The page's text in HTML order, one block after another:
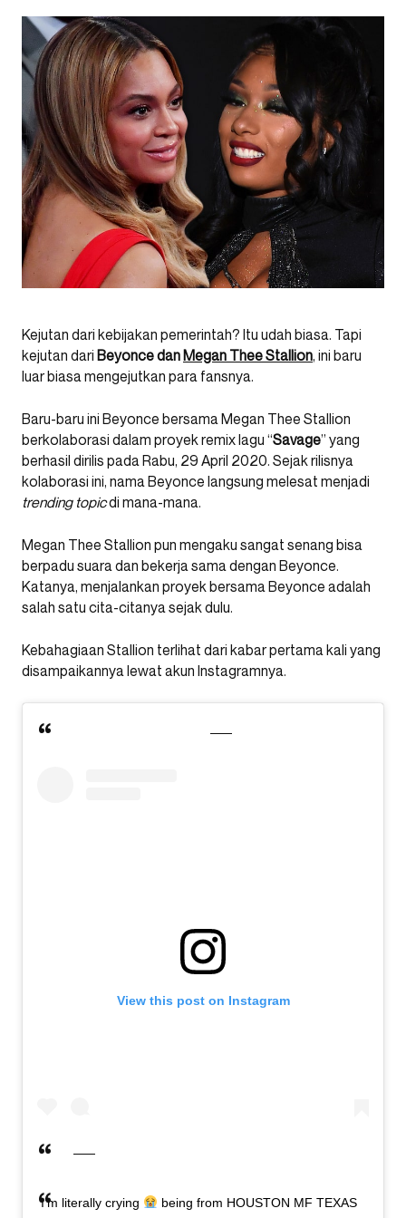
Kejutan dari kebijakan pemerintah? Itu udah biasa. Tapi
kejutan dari Beyonce dan Megan Thee Stallion, ini baru
luar biasa mengejutkan para fansnya.
Baru-baru ini Beyonce bersama Megan Thee Stallion
berkolaborasi dalam proyek remix lagu “Savage” yang
berhasil dirilis pada Rabu, 29 April 2020. Sejak rilisnya
kolaborasi ini, nama Beyonce langsung melesat menjadi
trending topicdi mana-mana.
Megan Thee Stallion pun mengaku sangat senang bisa
berpadu suara dan bekerja sama dengan Beyonce.
Katanya, menjalankan proyek bersama Beyonce adalah
salah satu cita-citanya sejak dulu.
Kebahagiaan Stallion terlihat dari kabar pertama kali yang
disampaikannya lewat akun Instagramnya.
View this post on Instagram
I’m literally crying being from HOUSTON MF TEXAS